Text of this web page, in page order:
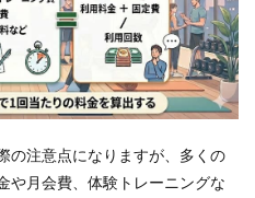
の注意点になりますが、多くの
や月会費、体験トレーニングな